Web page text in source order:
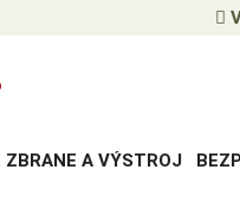
ZBRANE A VÝSTROJ